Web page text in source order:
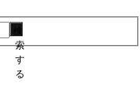
索
す
る